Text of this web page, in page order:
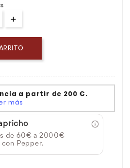
de 60€ a 2000€
Pepper.